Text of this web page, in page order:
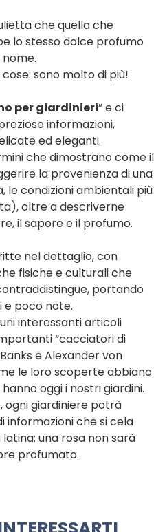
che quella che
lo stesso dolce profumo
sono molto di più!
per giardinieri” e ci
informazioni,
ed eleganti.
che dimostrano come il
la provenienza di una
le condizioni ambientali più
oltre a descriverne
il sapore e il profumo.
nel dettaglio, con
fisiche e culturali che
portando
e poco note.
interessanti articoli
“cacciatori di
e Alexander von
le loro scoperte abbiano
oggi i nostri giardini.
ogni giardiniere potrà
informazioni che si cela
una rosa non sarà
profumato.